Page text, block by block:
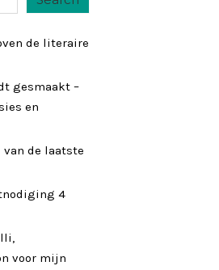
de literaire
gesmaakt –
en
van de laatste
4
voor mijn